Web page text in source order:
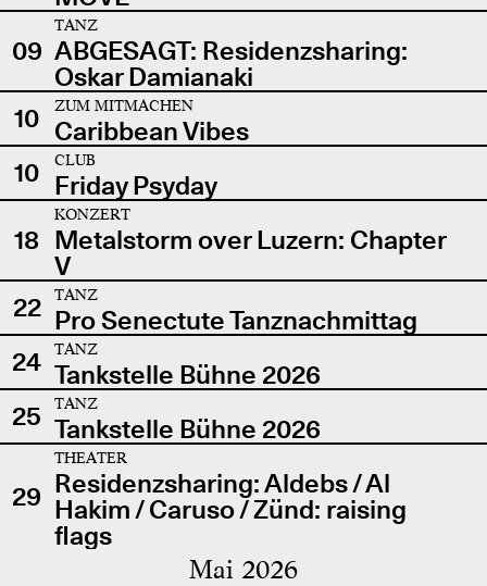
09
TANZ
ABGESAGT: Residenzsharing:
Oskar Damianaki
10
ZUM MITMACHEN
Caribbean Vibes
10
CLUB
Friday Psyday
18
KONZERT
Metalstorm over Luzern: Chapter
V
22
TANZ
Pro Senectute Tanznachmittag
24
TANZ
Tankstelle Bühne 2026
25
TANZ
Tankstelle Bühne 2026
29
THEATER
Residenzsharing: Aldebs / Al
Hakim / Caruso / Zünd: raising
flags
Mai 2026